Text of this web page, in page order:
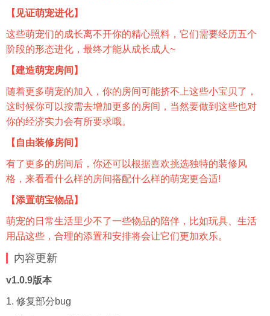
【见证萌宠进化】
这些萌宠们的成长离不开你的精心照料，它们需要经历五个
阶段的形态进化，最终才能从成长成人~
【建造萌宠房间】
随着更多萌宠的加入，你的房间可能挤不上这些小宝贝了，
这时候你可以按需去增加更多的房间，当然要做到这些也对
你的经济实力会有所要求哦。
【自由装修房间】
有了更多的房间后，你还可以根据喜欢挑选独特的装修风
格，来看看什么样的房间搭配什么样的萌宠更合适!
【添置萌宝物品】
萌宠的日常生活里少不了一些物品的陪伴，比如玩具、生活
用品这些，合理的添置和安排将会让它们更加欢乐。
内容更新
v1.0.9版本
1. 修复部分bug